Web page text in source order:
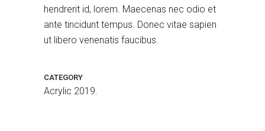
Blue Sky Acrylic 2019.
hendrerit id, lorem. Maecenas nec odio et
ante tincidunt tempus. Donec vitae sapien
ut libero venenatis faucibus.
CATEGORY
Acrylic 2019.